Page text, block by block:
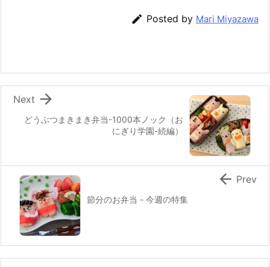
o
k
a
l
 Posted by Mari Miyazawa
どうぶつまきまき弁当-1000本ノック（お
にぎり学園-続編）

Next
節分のお弁当 - 今週の特集
 Prev